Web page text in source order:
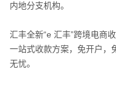
内地分支机构。
汇丰全新“e 汇丰”跨境电商
一站式收款方案，免开户，
无忧。